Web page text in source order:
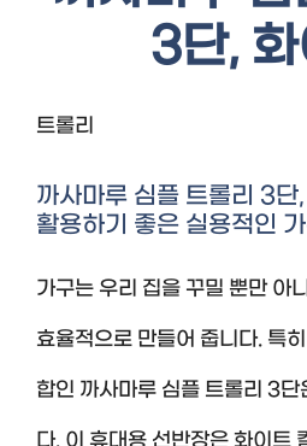
3단,
트롤리
까사마루 심플 트롤리 3단
활용하기 좋은 실용적인
가구는 우리 집을 꾸밀 뿐만 아
효율적으로 만들어 줍니다. 특
합인 까사마루 심플 트롤리 3단